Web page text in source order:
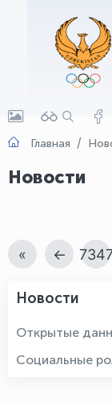
Главная
Новости
« ←
Новости
Открытые
Социальные
Онлайн ·